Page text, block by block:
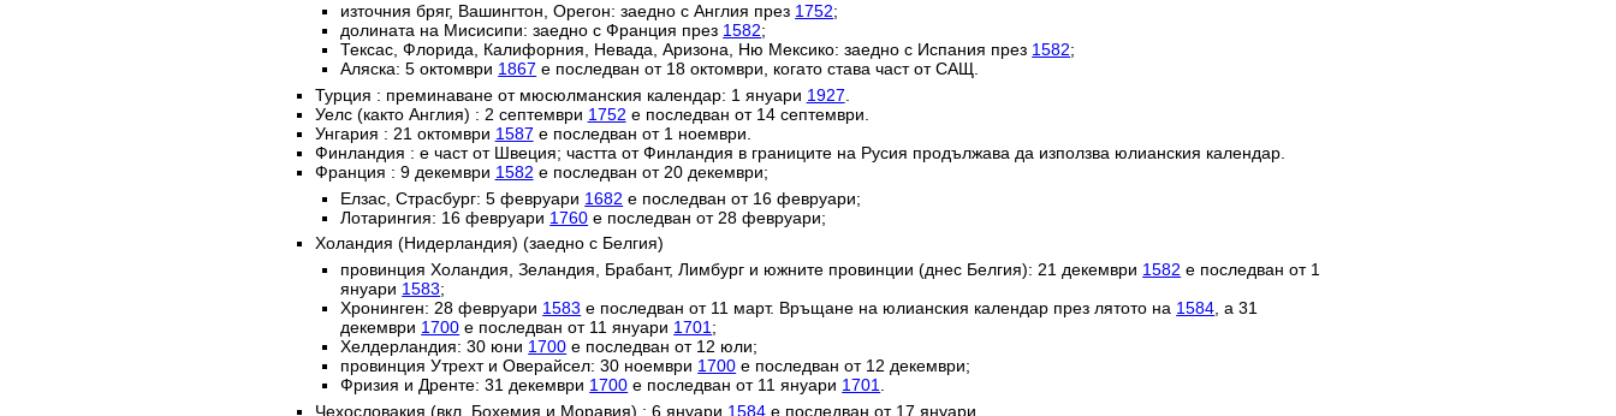
източния бряг, Вашингтон, Орегон: заедно с Англия през 1752;
долината на Мисисипи: заедно с Франция през 1582;
Тексас, Флорида, Калифорния, Невада, Аризона, Ню Мексико: заедно с Испания през 1582;
Аляска: 5 октомври 1867 е последван от 18 октомври, когато става част от САЩ.
Турция : преминаване от мюсюлманския календар: 1 януари 1927
Уелс (както Англия) : 2 септември 1752 е последван от 14 септември.
Унгария : 21 октомври 1587 е последван от 1 ноември.
Финландия : е част от Швеция; частта от Финландия в границите на Русия продължава да използва юлианския календар.
Франция : 9 декември 1582 е последван от 20 декември;
Елзас, Страсбург: 5 февруари 1682 е последван от 16 февруари;
Лотарингия: 16 февруари 1760 е последван от 28 февруари;
Холандия (Нидерландия) (заедно с Белгия)
провинция Холандия, Зеландия, Брабант, Лимбург и южните провинции (днес Белгия): 21 декември 1582 е последван от 1
януари 1583;
Хронинген: 28 февруари 1583 е последван от 11 март. Връщане на юлианския календар през лятото на 1584 , а 31
декември 1700 е последван от 11 януари 1701 ;
Хелдерландия: 30 юни 1700 е последван от 12 юли;
провинция Утрехт и Оверайсел: 30 ноември 1700 е последван от 12 декември;
Фризия и Дренте: 31 декември 1700 е последван от 11 януари 1701
Чехословакия (вкл. Бохемия и Моравия) : 6 януари 1584е последван от 17 януари.